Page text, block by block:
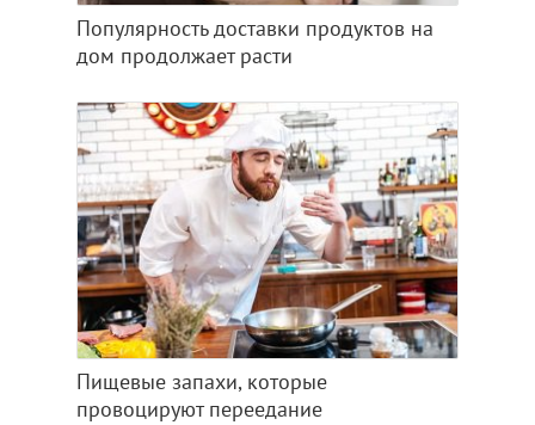
Популярность доставки продуктов на
дом продолжает расти
Пищевые запахи, которые
провоцируют переедание